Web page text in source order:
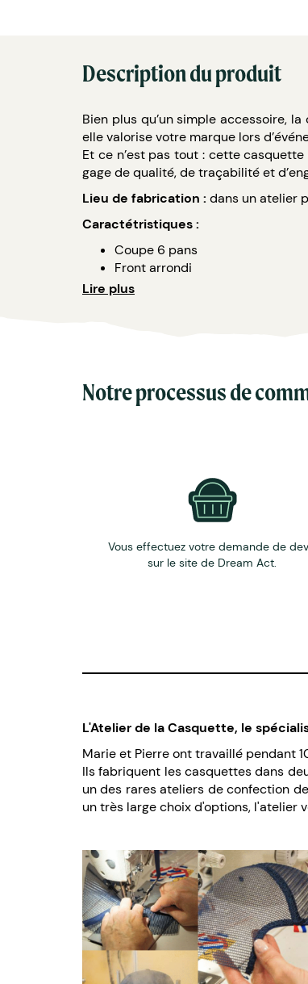
Description du produit
Bien plus qu’un simple accessoire,
elle valorise votre marque lors
Et ce n’est pas tout : cette
gage de qualité, de traçabilité et
Lieu de fabrication : dans un atelier
Caractétristiques :
Coupe 6 pans
Front arrondi
Visière incurvée
Marquage:Broderie sur le front de la
Lire plus
Notre processus de
Vous effectuez votre demande de
sur le site de Dream Act.
L'Atelier de la Casquette, le
Marie et Pierre ont travaillé pendant
Ils fabriquent les casquettes dans
un des rares ateliers de confection
un très large choix d'options, l'atelier